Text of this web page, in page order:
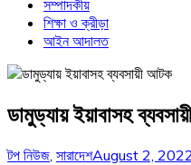
সম্পাদকীয়
শিক্ষা ও ক্রীড়া
আইন আদালত
ডামুড্যায় ইয়াবাসহ
টপ নিউজ সারাদেশAugust 2, 2022